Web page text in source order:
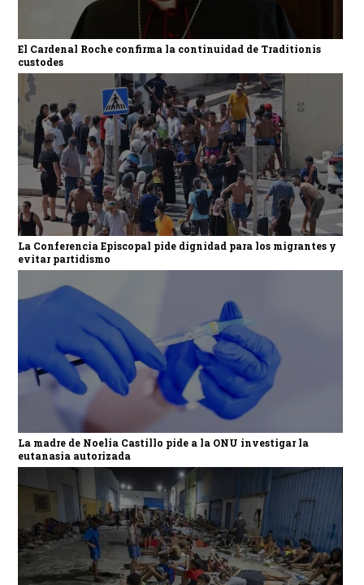
El Cardenal Roche confirma la continuidad de Traditionis
custodes
La Conferencia Episcopal pide dignidad para los migrantes y
evitar partidismo
La madre de Noelia Castillo pide a la ONU investigar la
eutanasia autorizada